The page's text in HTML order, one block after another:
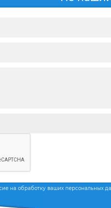
на обработку ваших персональных